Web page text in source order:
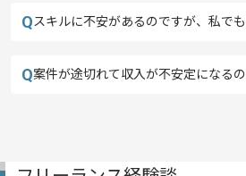
Qスキルに不安があるのですが、私で
Q案件が途切れて収入が不安定になるの